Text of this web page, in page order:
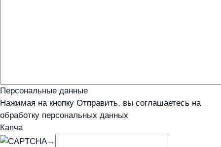
Персональные данные
Нажимая на кнопку Отправить, вы соглашаетесь на
обработку персональных данных
Капча
→